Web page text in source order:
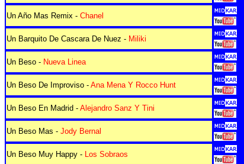
Un Año Mas Remix - Chanel
Un Barquito De Cascara De Nuez - Miliki
Un Beso - Nueva Linea
Un Beso De Improviso - Ana Mena Y Rocco Hunt
Un Beso En Madrid - Alejandro Sanz Y Tini
Un Beso Mas - Jody Bernal
Un Beso Muy Happy - Los Sobraos